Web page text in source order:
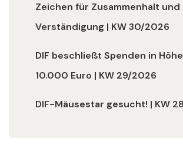
Zeichen für Zusammenhalt und
Verständigung | KW 30/2026
DIF beschließt Spenden in
10.000 Euro | KW 29/2026
DIF-Mäusestar gesucht! | KW